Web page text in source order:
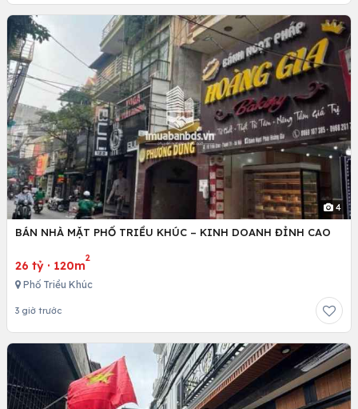
4
BÁN NHÀ MẶT PHỐ TRIỀU KHÚC – KINH DOANH ĐỈNH CAO
26 tỷ · 120m
2
Phố Triều Khúc
3 giờ trước